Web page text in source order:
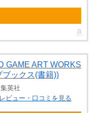
GAME ART WORKS
ブックス(書籍))
集英社
ビュー・口コミを見る